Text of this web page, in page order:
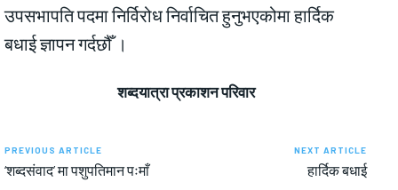
उपसभापति पदमा निर्विरोध निर्वाचित हुनुभएकोमा हार्दिक
बधाई ज्ञापन गर्दछौँ ।
शब्दयात्रा प्रकाशन परिवार
PREVIOUS ARTICLE
‘शब्दसंवाद’ मा पशुपतिमान पःमाँ
NEXT ARTICLE
हार्दिक बधाई